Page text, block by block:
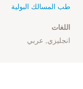
طب المسالك البولية
اللغات
انجليزي, عربي